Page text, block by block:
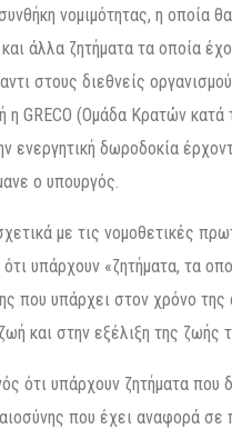
νομιμότητας, η οποία
άλλα ζητήματα τα οποία
στους διεθνείς
η GRECO (Ομάδα Κρατών
ενεργητική δωροδοκία
ο υπουργός.
με τις νομοθετικές
υπάρχουν «ζητήματα, τα
που υπάρχει στον χρόνο της
και στην εξέλιξη της ζωής
ότι υπάρχουν ζητήματα
που έχει αναφορά σε